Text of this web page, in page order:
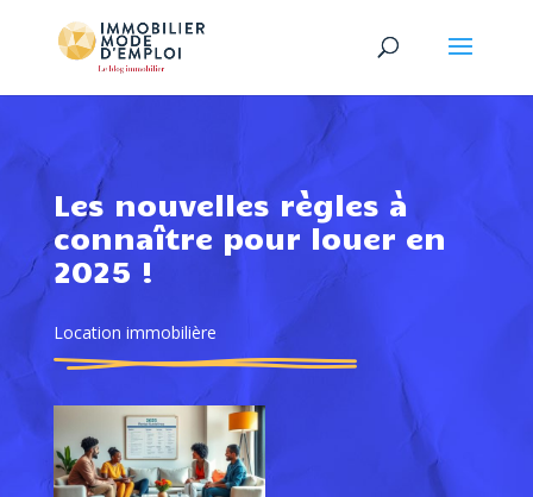
Les nouvelles règles à
connaître pour louer en
2025 !
Location immobilière